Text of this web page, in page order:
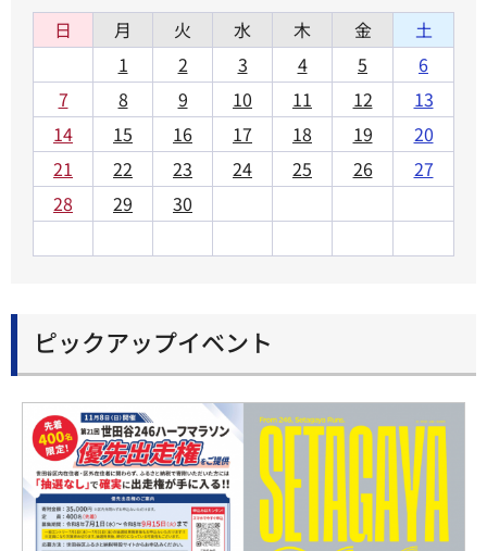
日 月 火 水 木 金
土
1
2 3 4 5
6
7
8 9 10 11 12
13
14
15 16 17 18 19
20
21
22 23 24 25 26
27
28
29 30
ピックアップイベント